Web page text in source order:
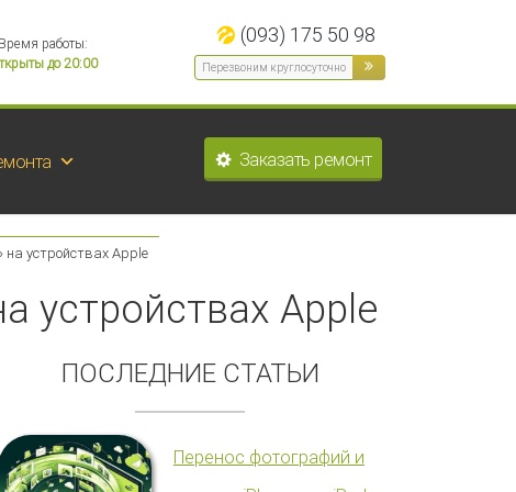
(093) 175 50 98
Время работы:
до 20:00
Заказать ремонт
устройствах Apple
устройствах Apple
ПОСЛЕДНИЕ СТАТЬИ
Перенос фотографий и